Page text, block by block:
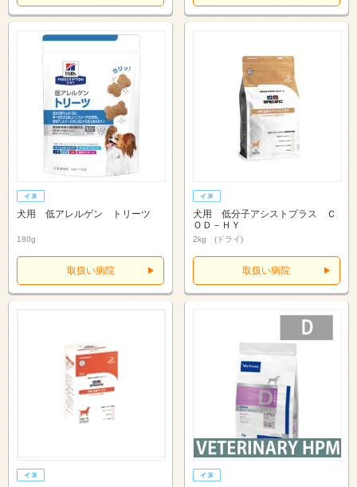
犬用 低アレルゲン トリーツ
180g
取扱い病院
犬用 低分子アシストプラス Ｃ
ＯＤ－ＨＹ
2kg (ドライ)
取扱い病院